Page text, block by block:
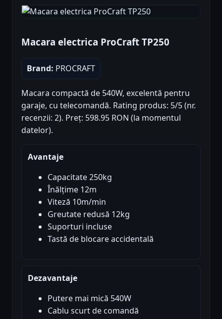
Macara electrica ProCraft TP250
Brand: PROCRAFT
Macara compactă de 540W, excelentă pentru
garaje, cu telecomandă. Rating produs: 5/5 (nr.
recenzii: 2). Preț: 598.95 RON (la momentul
datelor).
Avantaje
Capacitate 250kg
Înălțime 12m
Viteză 10m/min
Greutate redusă 12kg
Suporturi incluse
Tastă de blocare accidentală
Dezavantaje
Putere mai mică 540W
Cablu scurt de comandă